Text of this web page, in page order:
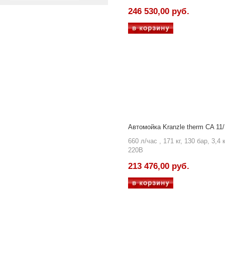
246 530,00 руб.
Автомойка Kranzle therm CA
660 л/час , 171 кг, 130 бар, 3,4
220В
213 476,00 руб.